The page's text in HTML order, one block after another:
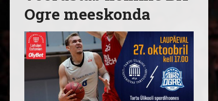
Ogre meeskonda